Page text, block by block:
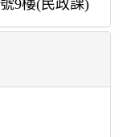
9樓(民政課)